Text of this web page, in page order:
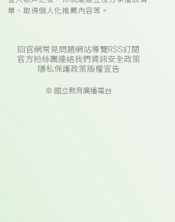
單、取得個人化推薦內容等。
回官網常見問題網站導覽RSS訂閱
官方粉絲團連絡我們 資訊安全政策
隱私保護政策版權宣告
© 國立教育廣播電台